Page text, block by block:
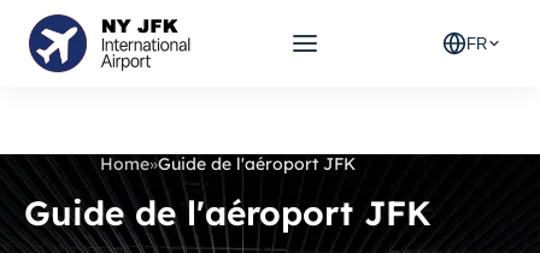
FR
Home»Guide de l'aéroport JFK
Guide de l'aéroport JFK